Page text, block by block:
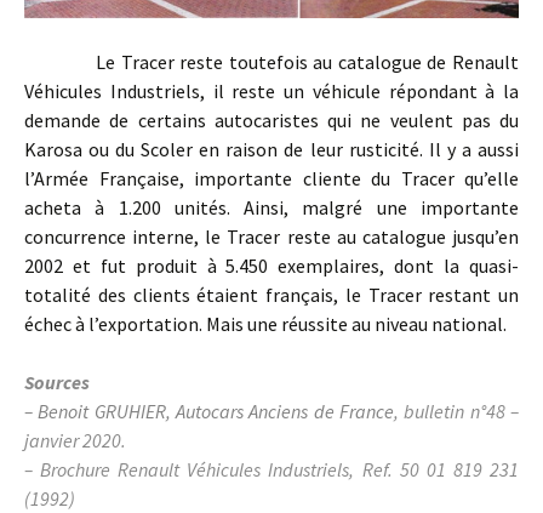
Le Tracer reste toutefois au catalogue de Renault
Véhicules Industriels, il reste un véhicule répondant à la
demande de certains autocaristes qui ne veulent pas du
Karosa ou du Scoler en raison de leur rusticité. Il y a aussi
l’Armée Française, importante cliente du Tracer qu’elle
acheta à 1.200 unités. Ainsi, malgré une importante
concurrence interne, le Tracer reste au catalogue jusqu’en
2002 et fut produit à 5.450 exemplaires, dont la quasi-
totalité des clients étaient français, le Tracer restant un
échec à l’exportation. Mais une réussite au niveau national.
Sources
– Benoit GRUHIER, Autocars Anciens de France, bulletin n°48 –
janvier 2020.
– Brochure Renault Véhicules Industriels, Ref. 50 01 819 231
(1992)